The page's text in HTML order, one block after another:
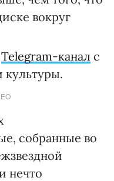
вокруг
Telegram-канал с
культуры.
собранные во
нечто